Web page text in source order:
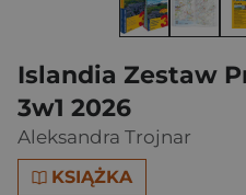
Islandia Zestaw
3w1 2026
Aleksandra Trojnar
KSIĄŻKA